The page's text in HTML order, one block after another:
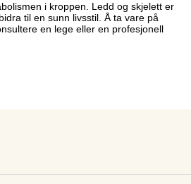
i kroppen. Ledd og skjelett er
til en sunn livsstil. Å ta vare på
en lege eller en profesjonell